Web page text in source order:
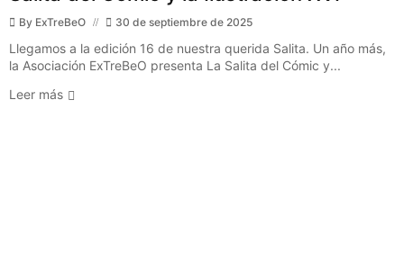
By ExTreBeO 30 de septiembre de 2025
Llegamos a la edición 16 de nuestra querida Salita. Un año más,
la Asociación ExTreBeO presenta La Salita del Cómic y...
Leer más